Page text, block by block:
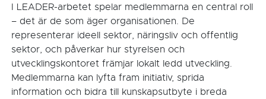
I LEADER-arbetet spelar medlemmarna en central roll
– det är de som äger organisationen. De
representerar ideell sektor, näringsliv och offentlig
sektor, och påverkar hur styrelsen och
utvecklingskontoret främjar lokalt ledd utveckling.
Medlemmarna kan lyfta fram initiativ, sprida
information och bidra till kunskapsutbyte i breda